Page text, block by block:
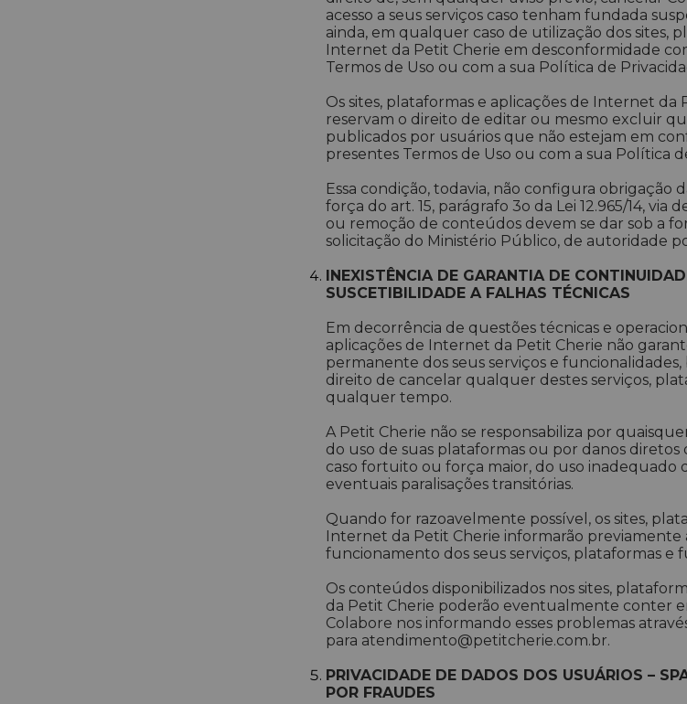
acesso a seus serviços caso tenham fundada
ainda, em qualquer caso de utilização dos sites,
Internet da Petit Cherie em desconformidade
Termos de Uso ou com a sua Política de
Os sites, plataformas e aplicações de Internet da
reservam o direito de editar ou mesmo excluir
publicados por usuários que não estejam em
presentes Termos de Uso ou com a sua Política
Essa condição, todavia, não configura obrigação
força do art. 15, parágrafo 3o da Lei 12.965/14, via
ou remoção de conteúdos devem se dar sob a
solicitação do Ministério Público, de autoridade
INEXISTÊNCIA DE GARANTIA DE
SUSCETIBILIDADE A FALHAS TÉCNICAS
Em decorrência de questões técnicas e
aplicações de Internet da Petit Cherie não
permanente dos seus serviços e
direito de cancelar qualquer destes serviços,
qualquer tempo.
A Petit Cherie não se responsabiliza por
do uso de suas plataformas ou por danos
caso fortuito ou força maior, do uso inadequado
eventuais paralisações transitórias.
Quando for razoavelmente possível, os sites,
Internet da Petit Cherie informarão previamente
funcionamento dos seus serviços, plataformas e
Os conteúdos disponibilizados nos sites,
da Petit Cherie poderão eventualmente conter
Colabore nos informando esses problemas
para atendimento@petitcherie.com.br.
PRIVACIDADE DE DADOS DOS USUÁRIOS –
POR FRAUDES